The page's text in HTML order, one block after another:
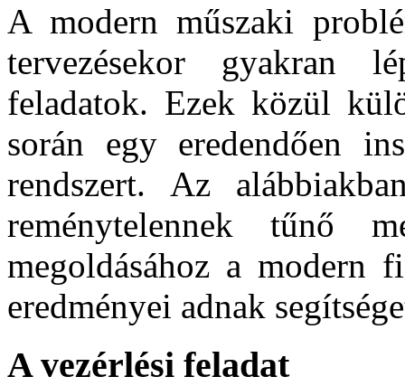
A modern műszaki
tervezésekor gyakran
feladatok. Ezek közül
során egy eredendően
rendszert. Az
reménytelennek tűnő
megoldásához a modern
eredményei adnak
A vezérlési feladat